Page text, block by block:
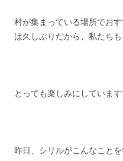
村が集まっている場所でお
は久しぶりだから、私たちも
とっても楽しみにしていま
昨日、シリルがこんなことを